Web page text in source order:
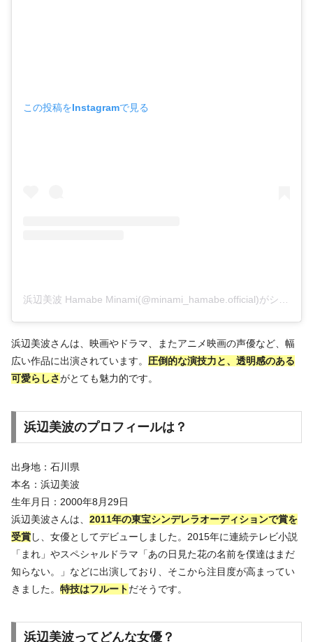
この投稿をInstagramで見る
浜辺美波さんは、映画やドラマ、またアニメ映画の声優など、幅
広い作品に出演されています。 圧倒的な演技力と、透明感のある
可愛らしさがとても魅力的です。
浜辺美波のプロフィールは？
出身地：石川県
本名：浜辺美波
生年月日：2000年8月29日
浜辺美波さんは、 2011年の東宝シンデレラオーディションで賞を
受賞し、女優としてデビューしました。2015年に連続テレビ小説
「まれ」やスペシャルドラマ「あの日見た花の名前を僕達はまだ
知らない。」などに出演しており、そこから注目度が高まってい
きました。 特技はフルートだそうです。
浜辺美波ってどんな女優？